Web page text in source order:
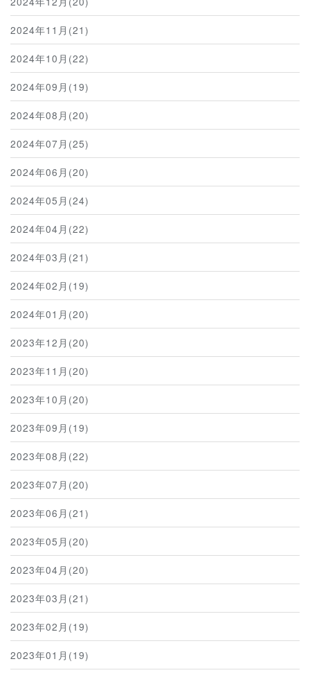
2024年11月(21)
2024年10月(22)
2024年09月(19)
2024年08月(20)
2024年07月(25)
2024年06月(20)
2024年05月(24)
2024年04月(22)
2024年03月(21)
2024年02月(19)
2024年01月(20)
2023年12月(20)
2023年11月(20)
2023年10月(20)
2023年09月(19)
2023年08月(22)
2023年07月(20)
2023年06月(21)
2023年05月(20)
2023年04月(20)
2023年03月(21)
2023年02月(19)
2023年01月(19)